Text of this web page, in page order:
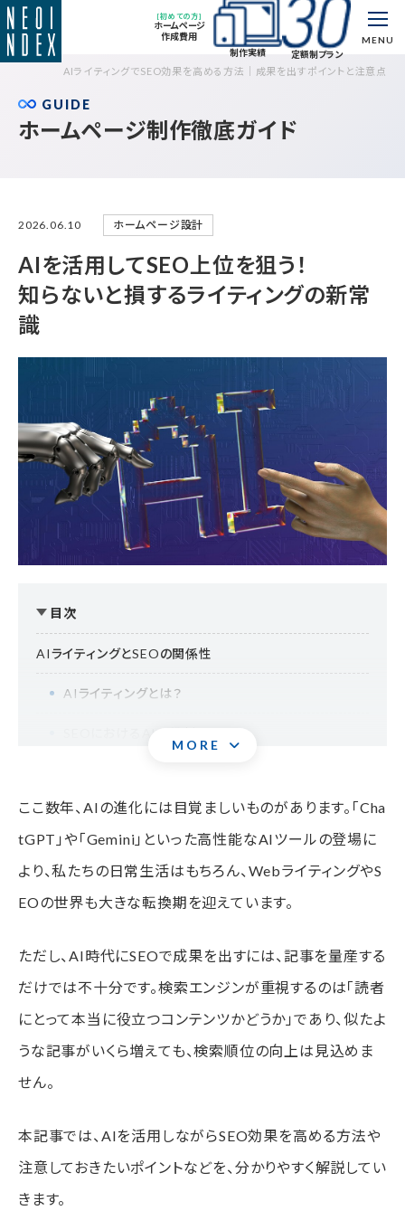
[初めての方]
ホームページ
作成費用
制作実績
定額制プラン
MENU
AIライティングでSEO効果を高める方法｜成果を出すポイントと注意点
GUIDE
ホームページ制作徹底ガイド
2026.06.10 ホームページ設計
AIを活用してSEO上位を狙う！
知らないと損するライティングの新常
識
MORE
目次
AIライティングとSEOの関係性
AIライティングとは？
SEOにおけるAIの役割
検索意図を正確に理解する
一次情報や実体験を盛り込む
専門性や独自性が不足しやすい
読者の共感を得にくい
ネオインデックスで実践中！AIを活用しながらSEO効果を
ここ数年、AIの進化には目覚ましいものがあります。「Cha
tGPT」や「Gemini」といった高性能なAIツールの登場に
より、私たちの日常生活はもちろん、WebライティングやS
EOの世界も大きな転換期を迎えています。
ただし、AI時代にSEOで成果を出すには、記事を量産する
だけでは不十分です。検索エンジンが重視するのは「読者
にとって本当に役立つコンテンツかどうか」であり、似たよ
うな記事がいくら増えても、検索順位の向上は見込めま
せん。
本記事では、AIを活用しながらSEO効果を高める方法や
注意しておきたいポイントなどを、分かりやすく解説してい
きます。